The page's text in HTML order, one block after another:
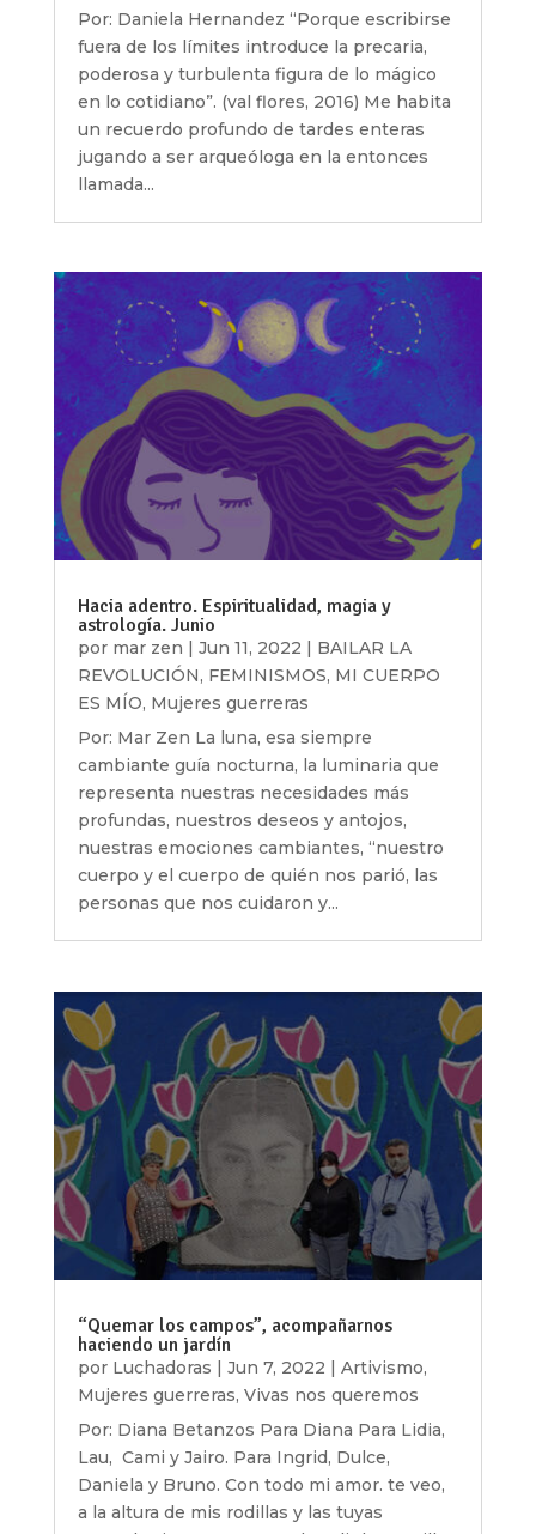
Por: Daniela Hernandez “Porque escribirse
fuera de los límites introduce la precaria,
poderosa y turbulenta figura de lo mágico
en lo cotidiano”. (val flores, 2016) Me habita
un recuerdo profundo de tardes enteras
jugando a ser arqueóloga en la entonces
llamada...
Hacia adentro. Espiritualidad, magia y
astrología. Junio
por mar zen Jun 11, 2022
BAILAR LA
REVOLUCIÓN, FEMINISMOS, MI CUERPO
ES MÍO, Mujeres guerreras
Por: Mar Zen La luna, esa siempre
cambiante guía nocturna, la luminaria que
representa nuestras necesidades más
profundas, nuestros deseos y antojos,
nuestras emociones cambiantes, “nuestro
cuerpo y el cuerpo de quién nos parió, las
personas que nos cuidaron y...
“Quemar los campos”, acompañarnos
haciendo un jardín
por Luchadoras | Jun 7, 2022 | Artivismo,
Mujeres guerreras, Vivas nos queremos
Por: Diana Betanzos Para Diana Para Lidia,
Lau, Cami y Jairo. Para Ingrid, Dulce,
Daniela y Bruno. Con todo mi amor. te veo,
a la altura de mis rodillas y las tuyas